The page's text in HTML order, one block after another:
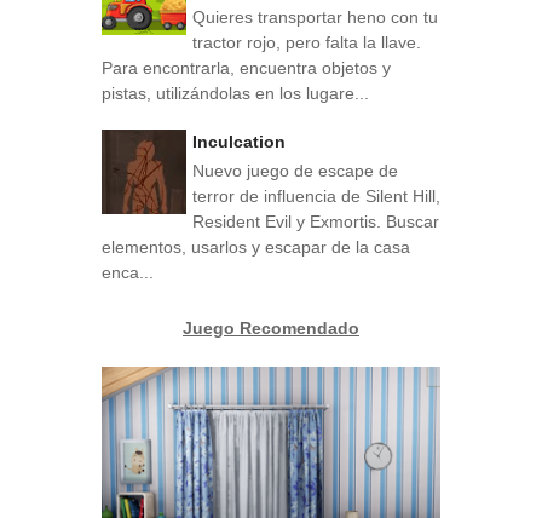
Quieres transportar heno con tu
tractor rojo, pero falta la llave.
Para encontrarla, encuentra objetos y
pistas, utilizándolas en los lugare...
Inculcation
Nuevo juego de escape de
terror de influencia de Silent Hill,
Resident Evil y Exmortis. Buscar
elementos, usarlos y escapar de la casa
enca...
Juego Recomendado